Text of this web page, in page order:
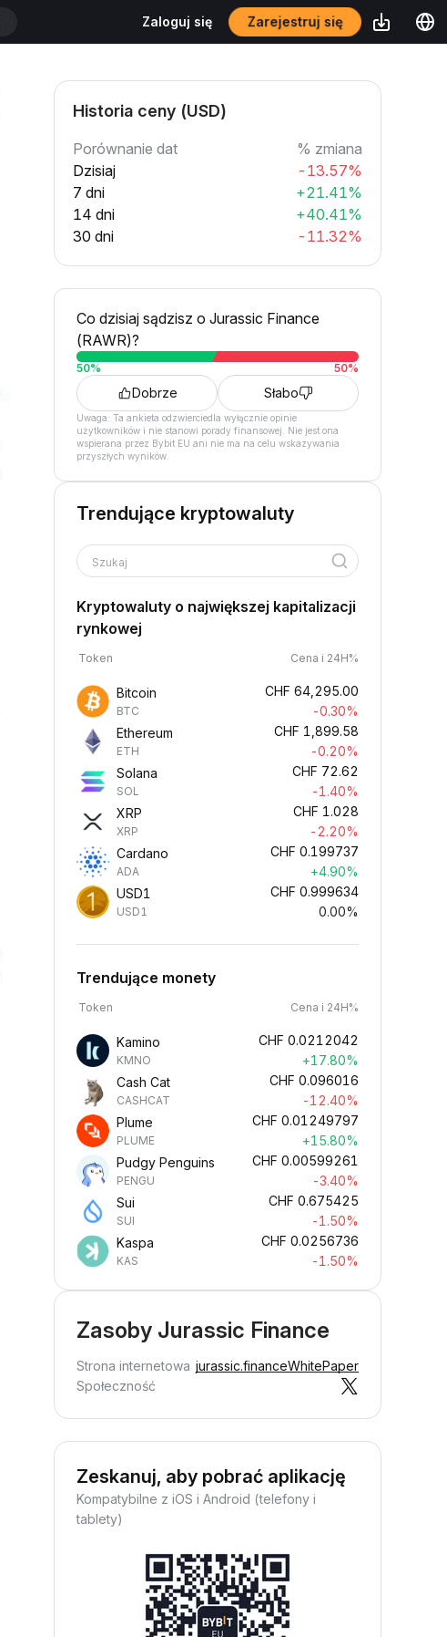
Zaloguj się Zarejestruj się
Historia ceny (USD)
Porównanie dat
% zmiana
Dzisiaj
-13.57%
7 dni
+21.41%
14 dni
+40.41%
30 dni
-11.32%
Co dzisiaj sądzisz o Jurassic Finance
(RAWR)?
50% 50%
Dobrze Słabo
Uwaga: Ta ankieta odzwierciedla wyłącznie opinie
użytkowników i nie stanowi porady finansowej. Nie jest ona
wspierana przez Bybit EU ani nie ma na celu wskazywania
przyszłych wyników.
Trendujące kryptowaluty
Szukaj
Kryptowaluty o największej kapitalizacji
rynkowej
Token Cena i 24H%
Bitcoin
BTC
CHF 64,295.00
-0.30%
Ethereum
ETH
CHF 1,899.58
-0.20%
Solana
SOL
CHF 72.62
-1.40%
XRP
XRP
CHF 1.028
-2.20%
Cardano
ADA
CHF 0.199737
+4.90%
USD1
USD1
CHF 0.999634
0.00%
Trendujące monety
Token Cena i 24H%
Kamino
KMNO
CHF 0.0212042
+17.80%
Cash Cat
CASHCAT
CHF 0.096016
-12.40%
Plume
PLUME
CHF 0.01249797
+15.80%
Pudgy Penguins
PENGU
CHF 0.00599261
-3.40%
Sui
SUI
CHF 0.675425
-1.50%
Kaspa
KAS
CHF 0.0256736
-1.50%
Zasoby Jurassic Finance
Strona internetowa jurassic.financeWhitePaper
Społeczność
Zeskanuj, aby pobrać aplikację
Kompatybilne z iOS i Android (telefony i
tablety)